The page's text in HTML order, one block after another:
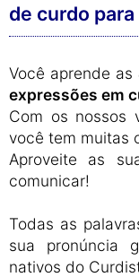
de curdo
Você aprende as
expressões em
Com os nossos
você tem muitas
Aproveite as
comunicar!
Todas as
sua pronúncia
nativos do